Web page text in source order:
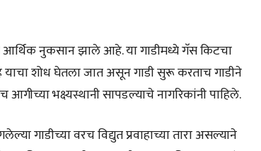
आर्थिक नुकसान झाले आहे. या गाडीमध्ये गॅस किटचा
शोध घेतला जात असून गाडी सुरू करताच गाडीने
भक्ष्यस्थानी सापडल्याचे नागरिकांनी पाहिले.
गाडीच्या वरच विद्युत प्रवाहाच्या तारा असल्याने